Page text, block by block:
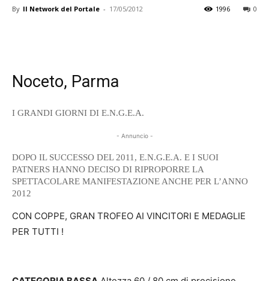
By Il Network del Portale - 17/05/2012 0
1996
Noceto, Parma
I GRANDI GIORNI DI E.N.G.E.A.
- Annuncio -
DOPO IL SUCCESSO DEL 2011, E.N.G.E.A. E I SUOI
PATNERS HANNO DECISO DI RIPROPORRE LA
SPETTACOLARE MANIFESTAZIONE ANCHE PER L’ANNO
2012
CON COPPE, GRAN TROFEO AI VINCITORI E MEDAGLIE
PER TUTTI !